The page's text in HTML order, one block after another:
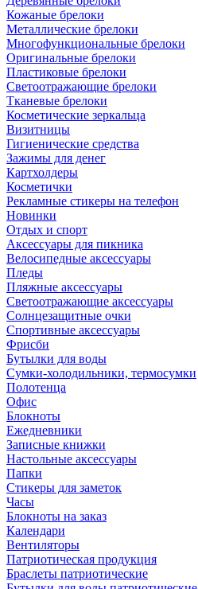
Кожаные брелоки
Металлические брелоки
Многофункциональные брелоки
Оригинальные брелоки
Пластиковые брелоки
Светоотражающие брелоки
Тканевые брелоки
Косметические зеркальца
Визитницы
Гигиенические средства
Зажимы для денег
Картхолдеры
Косметички
Рекламные стикеры на телефон
Новинки
Отдых и спорт
Аксессуары для пикника
Велосипедные аксессуары
Пледы
Пляжные аксессуары
Светоотражающие аксессуары
Солнцезащитные очки
Спортивные аксессуары
Фрисби
Бутылки для воды
Сумки-холодильники, термосумки
Полотенца
Офис
Блокноты
Ежедневники
Записные книжки
Настольные аксессуары
Папки
Стикеры для заметок
Часы
Блокноты на заказ
Календари
Вентиляторы
Патриотическая продукция
Браслеты патриотические